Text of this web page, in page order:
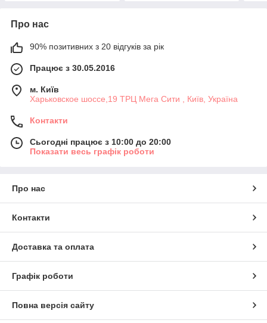
Про нас
90% позитивних з 20 відгуків за рік
Працює з 30.05.2016
м. Київ
Харьковское шоссе,19 ТРЦ Мега Сити , Київ, Україна
Контакти
Сьогодні працює з 10:00 до 20:00
Показати весь графік роботи
Про нас
Контакти
Доставка та оплата
Графік роботи
Повна версія сайту